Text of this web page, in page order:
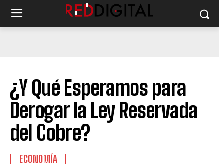
¿Y Qué Esperamos para
Derogar la Ley Reservada
del Cobre?
ECONOMÍA